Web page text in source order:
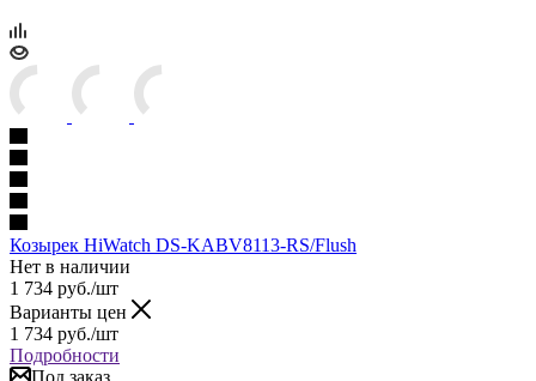
Козырек HiWatch DS-KABV8113-RS/Flush
Нет в наличии
1 734 руб./шт
Варианты цен
1 734 руб./шт
Подробности
Под заказ